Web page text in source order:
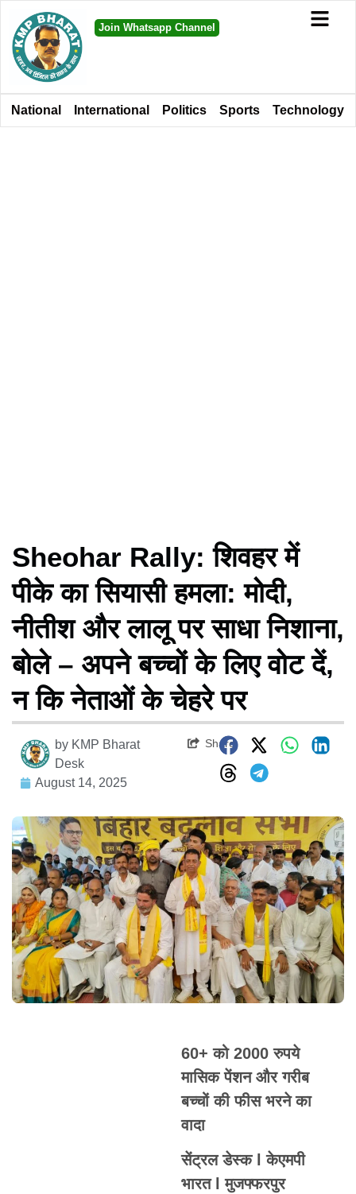
Join Whatsapp Channel
National International Politics Sports Technology
Sheohar Rally: शिवहर में
पीके का सियासी हमला: मोदी,
नीतीश और लालू पर साधा निशाना,
बोले – अपने बच्चों के लिए वोट दें,
न कि नेताओं के चेहरे पर
by KMP Bharat
Desk
August 14, 2025
Share
60+ को 2000 रुपये
मासिक पेंशन और गरीब
बच्चों की फीस भरने का
वादा
सेंट्रल डेस्क l केएमपी
भारत l मुजफ्फरपुर